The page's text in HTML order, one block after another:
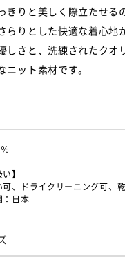
きりと美しく際立たせる
らりとした快適な着心地
しさと、洗練されたクオ
ニット素材です。
】
可、ドライクリーニング可、
：日本